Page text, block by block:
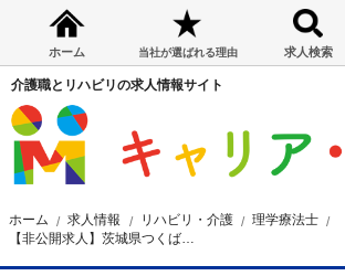
ホーム 当社が選ばれる理由 求人検索
介護職とリハビリの求人情報サイト
ホーム 求人情報 リハビリ・介護
理学療法士